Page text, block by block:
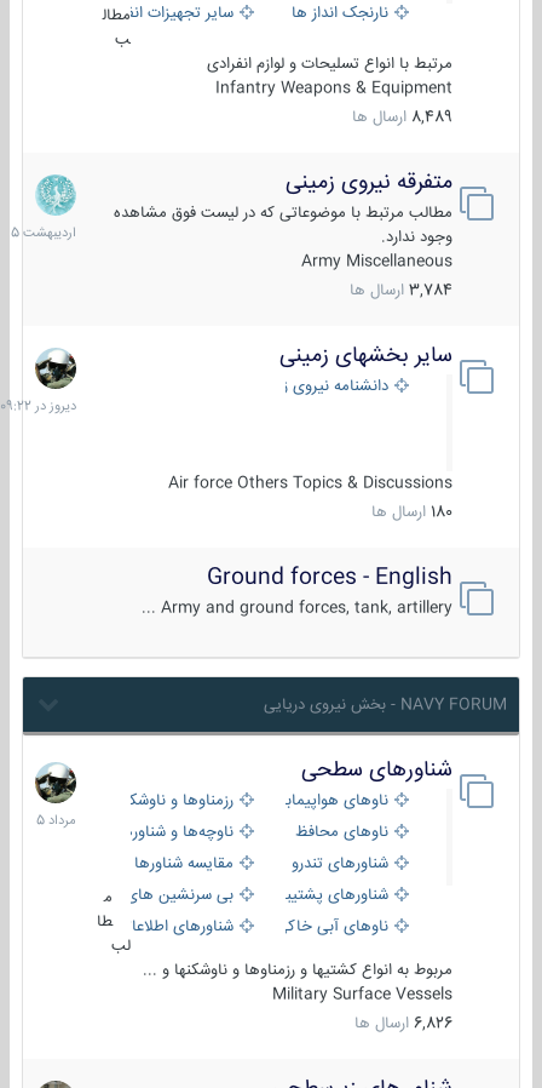
نارنجک انداز ها
سایر تجهیزات انفرادی
مطال
ب
مرتبط با انواع تسلیحات و لوازم انفرادی
Infantry Weapons & Equipment
8,489 ارسال ها
متفرقه نیروی زمینی
مطالب مرتبط با موضوعاتی که در لیست فوق مشاهده
وجود ندارد.
Army Miscellaneous
3,784 ارسال ها
27
1405
سایر بخشهای زمینی
دانشنامه نیروی زمینی
Air force Others Topics & Discussions
180 ارسال ها
دیروز
در
09:22
Ground forces - English
Army and ground forces, tank, artillery ...
NAVY FORUM - بخش نیروی دریایی
شناورهای سطحی
ناوهای هواپیمابر و بالگرد بررزمناوها و ناوشکن‌ها
ناوهای محافظ
ناوچه‌ها و شناورهای گشتی
شناورهای تندرو
مقایسه شناورها
شناورهای پشتیبانی
بی سرنشین های دریایی
ناوهای آبی خاکی و نیروبرشناورهای اطلاعاتی و جاسوسی
طا
لب
مربوط به انواع کشتیها و رزمناوها و ناوشکنها و ...
Military Surface Vessels
6,826 ارسال ها
2
مرداد
1405